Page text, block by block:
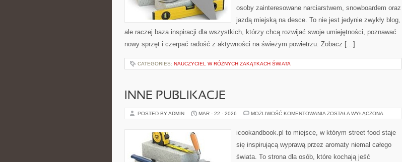
osoby zainteresowane narciarstwem, snowboardem oraz
jazdą miejską na desce. To nie jest jedynie zwykły blog,
ale raczej baza inspiracji dla wszystkich, którzy chcą rozwijać swoje umiejętności, poznawać
nowy sprzęt i czerpać radość z aktywności na świeżym powietrzu. Zobacz […]
CATEGORIES: NAUCZYCIEL W RÓŻNYCH ZAKĄTKACH ŚWIATA
INNE PUBLIKACJE
POSTED BY ADMIN MAR - 22 - 2026 MOŻLIWOŚĆ KOMENTOWANIA INNE
ZOSTAŁA WYŁĄCZONA
icookandbook.pl to miejsce, w którym street food staje
się inspirującą wyprawą przez aromaty niemal całego
świata. To strona dla osób, które kochają jeść